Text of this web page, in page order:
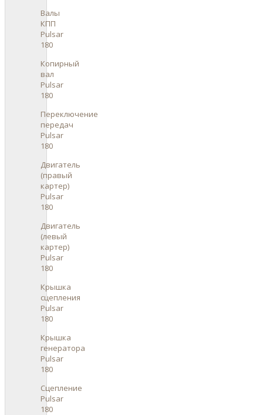
Валы
КПП
Pulsar
180
Копирный
вал
Pulsar
180
Переключение
передач
Pulsar
180
Двигатель
(правый
картер)
Pulsar
180
Двигатель
(левый
картер)
Pulsar
180
Крышка
сцепления
Pulsar
180
Крышка
генератора
Pulsar
180
Сцепление
Pulsar
180